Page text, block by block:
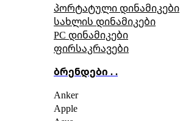
პორტატული დინამიკები
სახლის დინამიკები
PC დინამიკები
ფირსაკრავები
ბრენდები . .
Anker
Apple